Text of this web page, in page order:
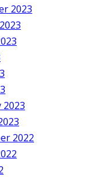
2023
2023
2022